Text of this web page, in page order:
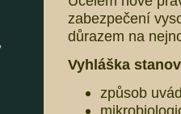
zabezpečení
důrazem na
Vyhláška
způsob